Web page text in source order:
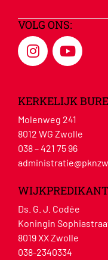
VOLG ONS:
KERKELIJK
Molenweg 241
8012 WG Zwolle
038 – 421 75 96
WIJKPREDIKANT
Ds. G. J. Codée
Koningin
8019 XX Zwolle
038-2340334